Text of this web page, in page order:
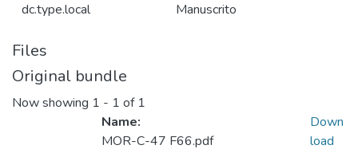
dc.type.local Manuscrito
Files
Original bundle
Now showing 1 - 1 of 1
Name:
MOR-C-47 F66.pdf
Down
load